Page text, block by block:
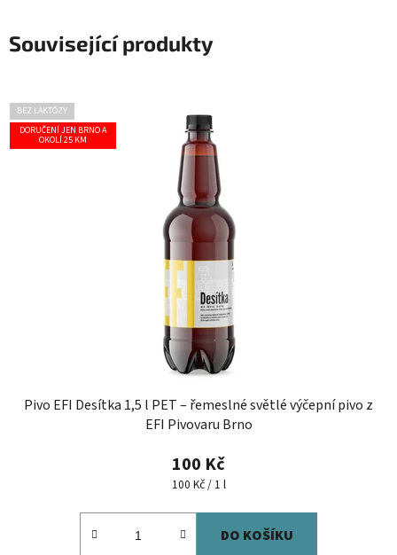
Související produkty
BEZ LAKTÓZY
DORUČENÍ JEN BRNO A
OKOLÍ 25 KM
Pivo EFI Desítka 1,5 l PET – řemeslné světlé výčepní pivo z
EFI Pivovaru Brno
100 Kč
Měrná
100 Kč / 1 l
DO KOŠÍKU